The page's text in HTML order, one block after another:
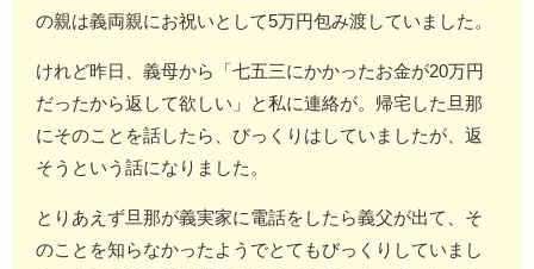
の親は義両親にお祝いとして5万円包み渡していました。
けれど昨日、義母から「七五三にかかったお金が20万円
だったから返して欲しい」と私に連絡が。帰宅した旦那
にそのことを話したら、びっくりはしていましたが、返
そうという話になりました。
とりあえず旦那が義実家に電話をしたら義父が出て、そ
のことを知らなかったようでとてもびっくりしていまし